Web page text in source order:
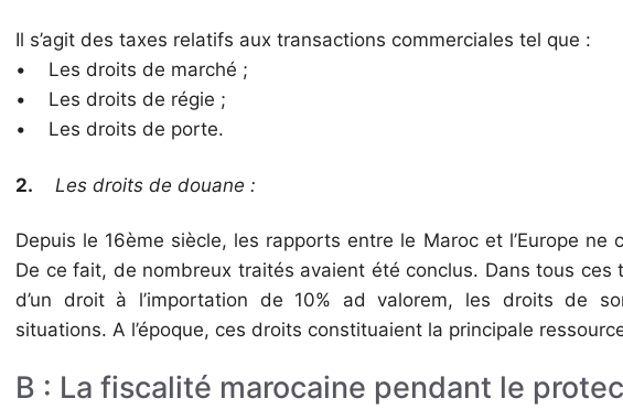
Il s’agit des taxes relatifs aux transactions commerciales tel que :
• Les droits de marché ;
• Les droits de régie ;
• Les droits de porte.
2. Les droits de douane :
Depuis le 16ème siècle, les rapports entre le Maroc et l’Europe ne
De ce fait, de nombreux traités avaient été conclus. Dans tous ces
d’un droit à l’importation de 10% ad valorem, les droits de
situations. A l’époque, ces droits constituaient la principale
B : La fiscalité marocaine pendant le